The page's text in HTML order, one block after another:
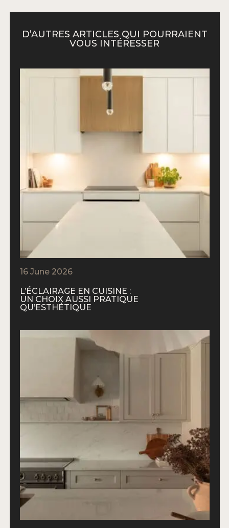
D’AUTRES ARTICLES QUI POURRAIENT
VOUS INTÉRESSER
16 June 2026
L’ÉCLAIRAGE EN CUISINE :
UN CHOIX AUSSI PRATIQUE
QU’ESTHÉTIQUE